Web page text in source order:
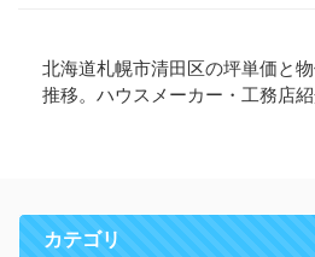
北海道札幌市清田区の坪単価と
推移。ハウスメーカー・工務店
カテゴリ